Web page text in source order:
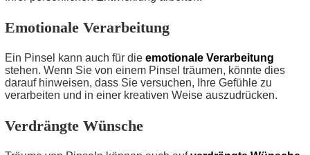
Emotionale Verarbeitung
Ein Pinsel kann auch für die emotionale Verarbeitung
stehen. Wenn Sie von einem Pinsel träumen, könnte dies
darauf hinweisen, dass Sie versuchen, Ihre Gefühle zu
verarbeiten und in einer kreativen Weise auszudrücken.
Verdrängte Wünsche